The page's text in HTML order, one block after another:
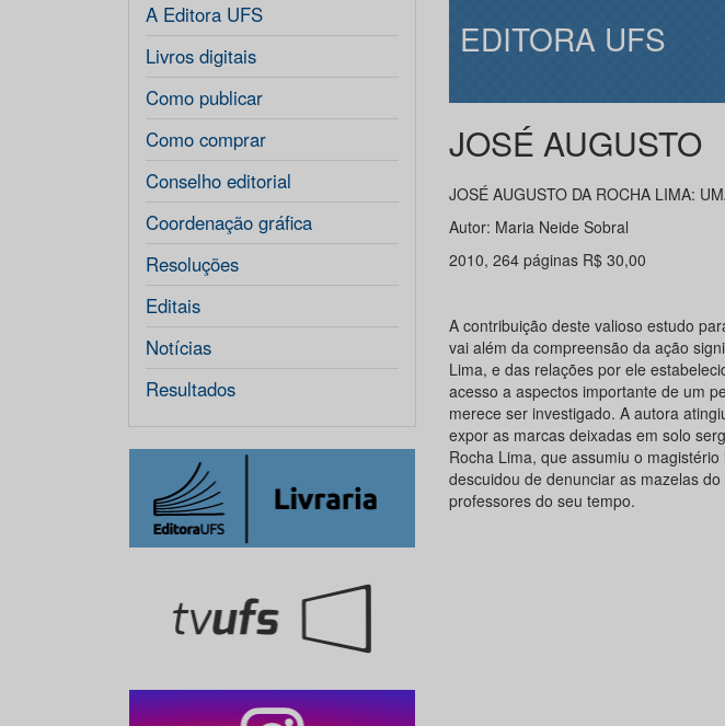
A Editora UFS
Livros digitais
Como publicar
Como comprar
Conselho editorial
Coordenação gráfica
Resoluções
Editais
Notícias
Resultados
EDITORA UFS
JOSÉ AUGUSTO
JOSÉ AUGUSTO DA ROCHA LIMA:
Autor: Maria Neide Sobral
2010, 264 páginas R$ 30,00
A contribuição deste valioso estudo
vai além da compreensão da ação
Lima, e das relações por ele
acesso a aspectos importante de um
merece ser investigado. A autora
expor as marcas deixadas em solo
Rocha Lima, que assumiu o
descuidou de denunciar as mazelas
professores do seu tempo.